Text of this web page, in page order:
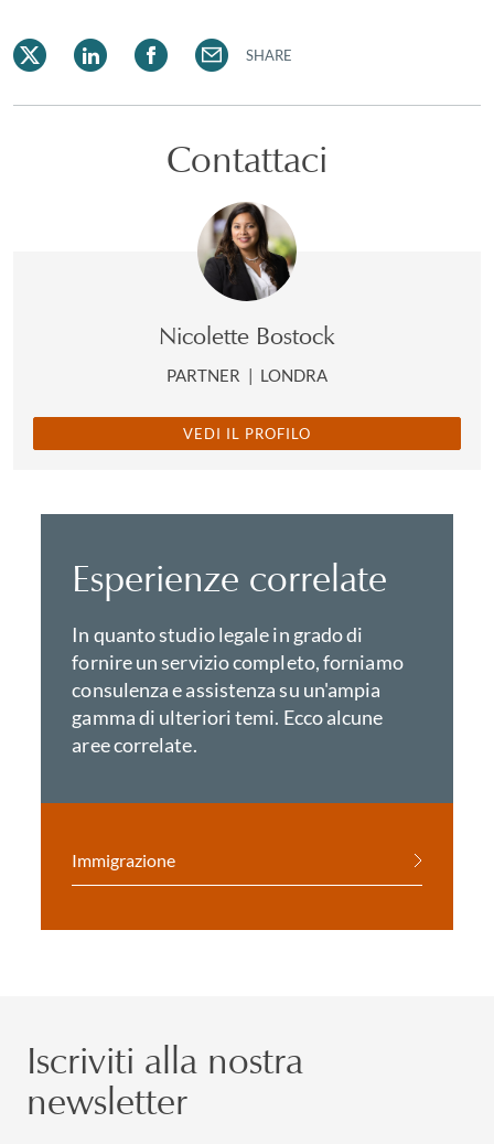
SHARE
Contattaci
Nicolette Bostock
PARTNER | LONDRA
VEDI IL PROFILO
Esperienze correlate
In quanto studio legale in grado di
fornire un servizio completo, forniamo
consulenza e assistenza su un'ampia
gamma di ulteriori temi. Ecco alcune
aree correlate.
Immigrazione
Iscriviti alla nostra
newsletter